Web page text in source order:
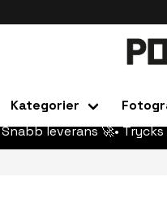
Kategorier
Snabb leverans 🚀•